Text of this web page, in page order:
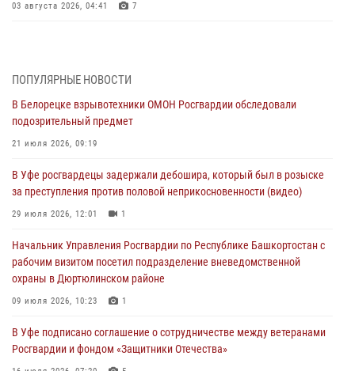
03 августа 2026, 04:41 7
03 августа 2026, 04:30 8
В Башкирии росгвардейцы провели волейбольный турнир на
открытом воздухе
03 августа 2026, 04:29
В Уфе росгвардейцы по горячим следам задержали
подозреваемого в открытом хищении из аптеки (видео)
03 августа 2026, 04:15
Начальник отделения учёта и комплектования Росгвардии
Башкортостана ответил на вопросы граждан
30 июля 2026, 12:54
за преступления против половой неприкосновенности (видео)
29 июля 2026, 12:01
ПОПУЛЯРНЫЕ НОВОСТИ
В Белорецке взрывотехники ОМОН Росгвардии обследовали
подозрительный предмет
21 июля 2026, 09:19
В Уфе росгвардецы задержали дебошира, который был в розыске
за преступления против половой неприкосновенности (видео)
29 июля 2026, 12:01 1
Начальник Управления Росгвардии по Республике Башкортостан с
рабочим визитом посетил подразделение вневедомственной
охраны в Дюртюлинском районе
09 июля 2026, 10:23 1
В Уфе подписано соглашение о сотрудничестве между ветеранами
Росгвардии и фондом «Защитники Отечества»